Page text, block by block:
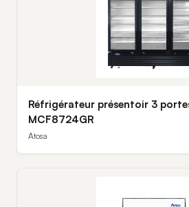
Réfrigérateur présentoir 3
MCF8724GR
Atosa